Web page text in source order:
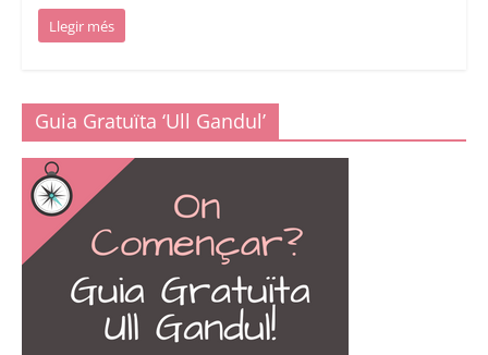
Llegir més
Guia Gratuïta ‘Ull Gandul’